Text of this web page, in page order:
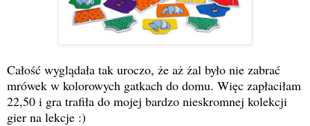
Całość wyglądała tak uroczo, że aż żal było nie zabrać
mrówek w kolorowych gatkach do domu. Więc zapłaciłam
22,50 i gra trafiła do mojej bardzo nieskromnej kolekcji
gier na lekcje :)